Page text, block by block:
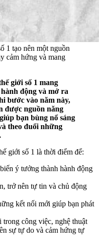
1 tạo nên một nguồn
cảm hứng và mang
giới số 1 mang
động và mở ra
bước vào năm này,
được nguồn năng
bạn bùng nổ sáng
theo đuổi những
giới số 1 là thời điểm để:
ý tưởng thành hành động
trở nên tự tin và chủ động
kết nối mới giúp bạn phát
công việc, nghệ thuật
sự tự do và cảm hứng tự